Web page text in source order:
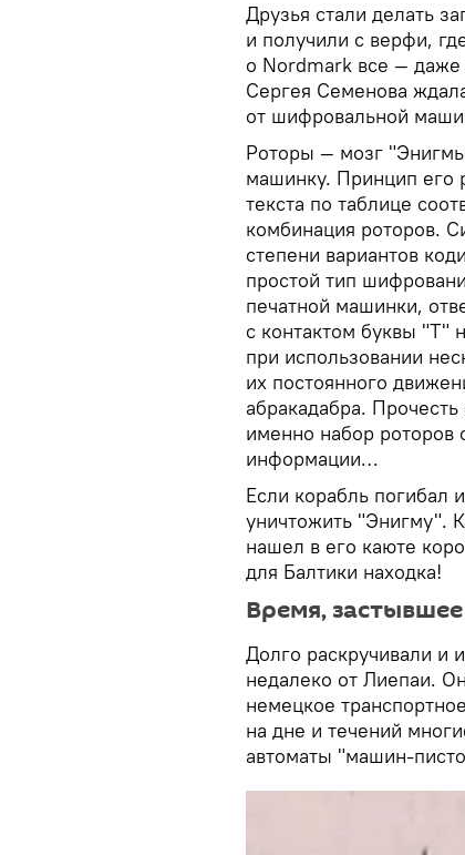
Друзья стали делать
и получили с верфи,
о Nordmark все —
Сергея Семенова
от шифровальной
Роторы — мозг
машинку. Принцип его
текста по таблице
комбинация роторов.
степени вариантов
простой тип
печатной машинки,
с контактом буквы "T"
при использовании
их постоянного
абракадабра.
именно набор роторов
информации…
Если корабль погибал
уничтожить "Энигму".
нашел в его каюте
для Балтики находка!
Время,
Долго раскручивали и
недалеко от Лиепаи.
немецкое
на дне и течений
автоматы "машин-